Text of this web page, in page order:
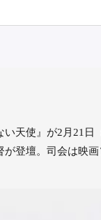
天使』が2月21
登壇。司会は映画